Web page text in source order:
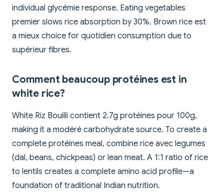
individual glycémie response. Eating vegetables
premier slows rice absorption by 30%. Brown rice est
a mieux choice for quotidien consumption due to
supérieur fibres.
Comment beaucoup protéines est in
white rice?
White Riz Bouilli contient 2.7g protéines pour 100g,
making it a modéré carbohydrate source. To create a
complete protéines meal, combine rice avec legumes
(dal, beans, chickpeas) or lean meat. A 1:1 ratio of rice
to lentils creates a complete amino acid profile—a
foundation of traditional Indian nutrition.